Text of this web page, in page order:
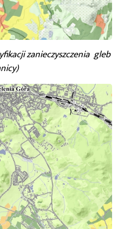
zanieczyszczenia gleb